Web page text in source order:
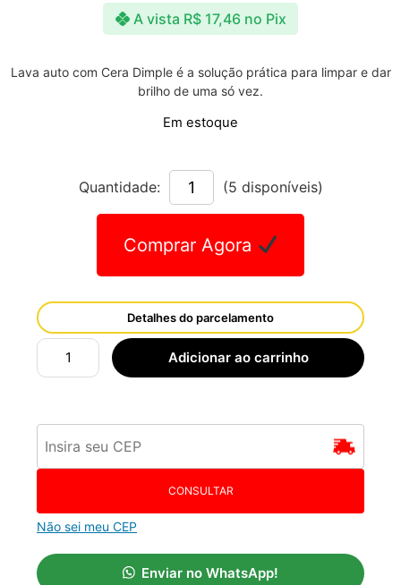
A vista R$17,46 no Pix
Lava auto com Cera Dimple é a solução prática para limpar e dar
brilho de uma só vez.
Em estoque
Quantidade: (5 disponíveis)
Comprar Agora
Detalhes do parcelamento
Adicionar ao carrinho
CONSULTAR
Não sei meu CEP
Enviar no WhatsApp!